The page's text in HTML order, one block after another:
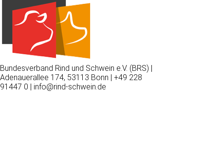
Bundesverband Rind und Schwein e.V. (BRS) |
Adenauerallee 174, 53113 Bonn | +49 228
91447 0 | info@rind-schwein.de